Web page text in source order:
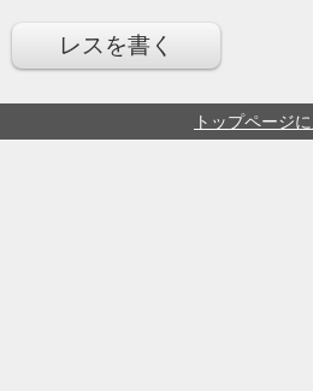
レスを書く
トップページ